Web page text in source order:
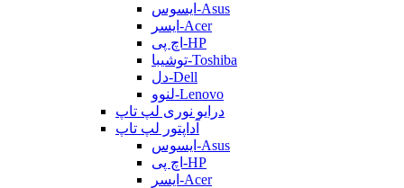
ایسوس-Asus
ایسر-Acer
اچ پی-HP
توشیبا-Toshiba
دل-Dell
لنوو-Lenovo
درایو نوری لپ تاپ
آداپتور لپ تاپ
ایسوس-Asus
اچ پی-HP
ایسر-Acer